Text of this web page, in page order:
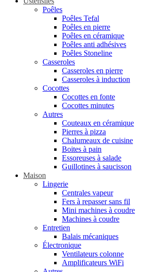
Poêles
Poêles Tefal
Poêles en pierre
Poêles en céramique
Poêles anti adhésives
Poêles Stoneline
Casseroles
Casseroles en pierre
Casseroles à induction
Cocottes
Cocottes en fonte
Cocottes minutes
Autres
Couteaux en céramique
Pierres à pizza
Chalumeaux de cuisine
Boites à pain
Essoreuses à salade
Guillotines à saucisson
Maison
Lingerie
Centrales vapeur
Fers à repasser sans fil
Mini machines à coudre
Machines à coudre
Entretien
Balais mécaniques
Électronique
Ventilateurs colonne
Amplificateurs WiFi